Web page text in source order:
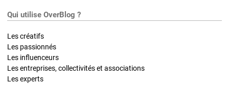
Qui utilise OverBlog ?
Les créatifs
Les passionnés
Les influenceurs
Les entreprises, collectivités et associations
Les experts